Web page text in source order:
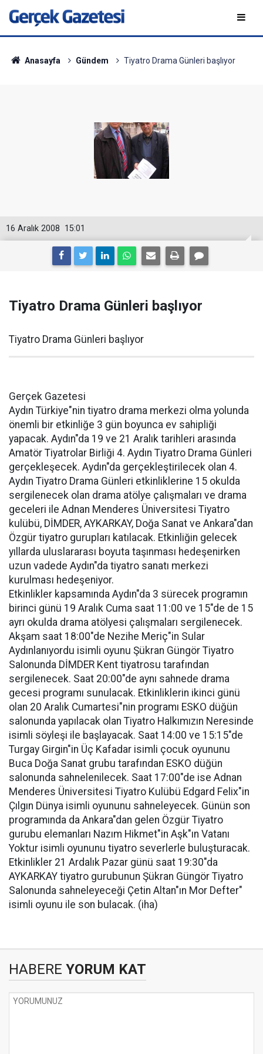
Anasayfa Gündem Tiyatro Drama Günleri başlıyor
15:01
16 Aralık 2008
Tiyatro Drama Günleri başlıyor
Tiyatro Drama Günleri başlıyor
Gerçek Gazetesi
Aydın Türkiye"nin tiyatro drama merkezi olma yolunda
önemli bir etkinliğe 3 gün boyunca ev sahipliği
yapacak. Aydın"da 19 ve 21 Aralık tarihleri arasında
Amatör Tiyatrolar Birliği 4. Aydın Tiyatro Drama Günleri
gerçekleşecek. Aydın"da gerçekleştirilecek olan 4.
Aydın Tiyatro Drama Günleri etkinliklerine 15 okulda
sergilenecek olan drama atölye çalışmaları ve drama
geceleri ile Adnan Menderes Üniversitesi Tiyatro
kulübü, DİMDER, AYKARKAY, Doğa Sanat ve Ankara"dan
Özgür tiyatro gurupları katılacak. Etkinliğin gelecek
yıllarda uluslararası boyuta taşınması hedeşenirken
uzun vadede Aydın"da tiyatro sanatı merkezi
kurulması hedeşeniyor.
Etkinlikler kapsamında Aydın"da 3 sürecek programın
birinci günü 19 Aralık Cuma saat 11:00 ve 15"de de 15
ayrı okulda drama atölyesi çalışmaları sergilenecek.
Akşam saat 18:00"de Nezihe Meriç"in Sular
Aydınlanıyordu isimli oyunu Şükran Güngör Tiyatro
Salonunda DİMDER Kent tiyatrosu tarafından
sergilenecek. Saat 20:00"de aynı sahnede drama
gecesi programı sunulacak. Etkinliklerin ikinci günü
olan 20 Aralık Cumartesi"nin programı ESKO düğün
salonunda yapılacak olan Tiyatro Halkımızın Neresinde
isimli söyleşi ile başlayacak. Saat 14:00 ve 15:15"de
Turgay Girgin"in Üç Kafadar isimli çocuk oyununu
Buca Doğa Sanat grubu tarafından ESKO düğün
salonunda sahnelenilecek. Saat 17:00"de ise Adnan
Menderes Üniversitesi Tiyatro Kulübü Edgard Felix"in
Çılgın Dünya isimli oyununu sahneleyecek. Günün son
programında da Ankara"dan gelen Özgür Tiyatro
gurubu elemanları Nazım Hikmet"in Aşk"ın Vatanı
Yoktur isimli oyununu tiyatro severlerle buluşturacak.
Etkinlikler 21 Ardalık Pazar günü saat 19:30"da
AYKARKAY tiyatro gurubunun Şükran Güngör Tiyatro
Salonunda sahneleyeceği Çetin Altan"ın Mor Defter"
isimli oyunu ile son bulacak. (iha)
HABERE YORUM KAT